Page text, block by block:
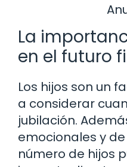
La
en el futuro
Los hijos son un
a considerar
jubilación.
emocionales y
número de hijos